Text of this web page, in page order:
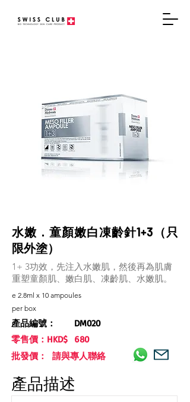
水嫩．童顏嫩白凍齡針1+3（只
限外塗）
1+ 3功效，先注入水嫩肌，然後再為肌膚
重塑童顏肌、嫩白肌、凍齡肌、水嫩肌。
e 2.8ml x 10 ampoules
per box
產品編號：
DM020
零售價：HKD$
680
批發價： 請與專人聯絡
產品描述